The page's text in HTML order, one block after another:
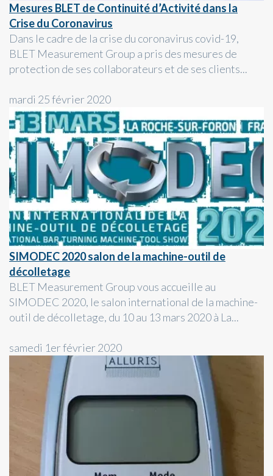
Mesures BLET de Continuité d’Activité dans la
Crise du Coronavirus
Dans le cadre de la crise du coronavirus covid-19,
BLET Measurement Group a pris des mesures de
protection de ses collaborateurs et de ses clients...
mardi 25 février 2020
SIMODEC 2020 salon de la machine-outil de
décolletage
BLET Measurement Group vous accueille au
SIMODEC 2020, le salon international de la machine-
outil de décolletage, du 10 au 13 mars 2020 à La...
samedi 1er février 2020